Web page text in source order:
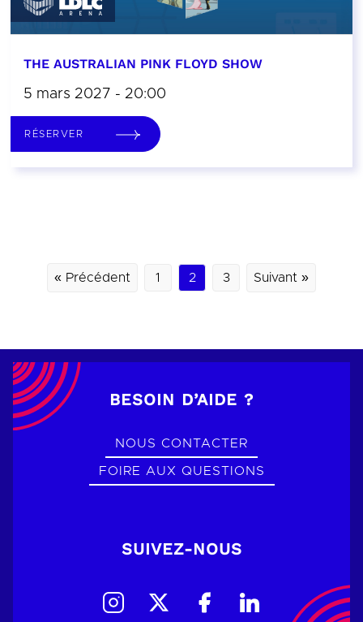
THE AUSTRALIAN PINK FLOYD SHOW
5 mars 2027 - 20:00
RÉSERVER
« Précédent 1 2 3 Suivant »
BESOIN D’AIDE ?
NOUS CONTACTER
FOIRE AUX QUESTIONS
SUIVEZ-NOUS